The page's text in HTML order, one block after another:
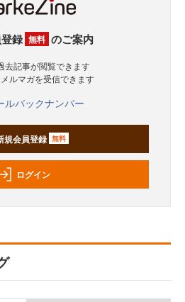
録 無料 のご案内
去記事が閲覧できます
メルマガを受信できます
ルバックナンバー
規会員登録 無料
ログイン